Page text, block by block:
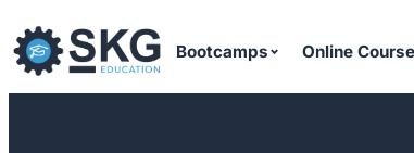
Μετάβαση
στο
περιεχόμενο
Bootcamps Online